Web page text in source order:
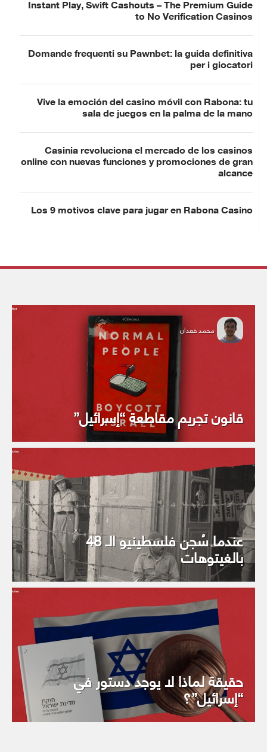
Instant Play, Swift Cashouts – The Premium Guide
to No Verification Casinos
Domande frequenti su Pawnbet: la guida definitiva
per i giocatori
Vive la emoción del casino móvil con Rabona: tu
sala de juegos en la palma de la mano
Casinia revoluciona el mercado de los casinos
online con nuevas funciones y promociones de gran
alcance
Los 9 motivos clave para jugar en Rabona Casino
محمد قعدان
قانون تجريم مقاطعة “إسرائيل”
عندما سُجن فلسطينيو الـ 48
بالغيتوهات
حقيقة لماذا لا يوجد دستور في
“إسرائيل”؟